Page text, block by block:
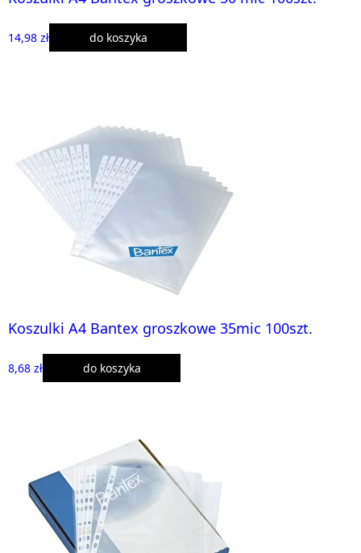
14,98 zł do koszyka
Koszulki A4 Bantex groszkowe 35mic 100szt.
8,68 zł do koszyka